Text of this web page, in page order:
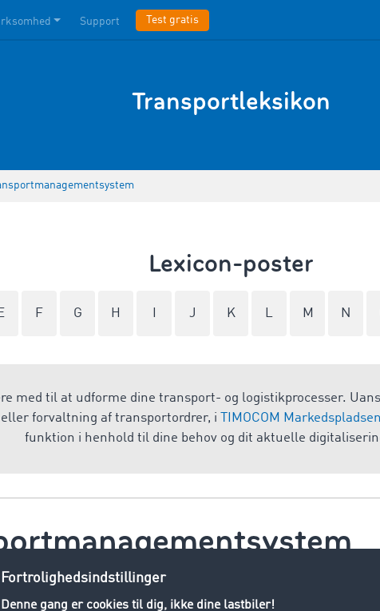
Support Test gratis
Transportleksikon
Lexicon-poster
E F G H J K L M N
med til at udforme dine transport- og logistikprocesser.
forvaltning af transportordrer, i
TIMOCOM Markedspladsen
funktion i henhold til dine behov og dit aktuelle
(TM system) er et værktøj til disponenter. Mit
kan en disponent bearbejde og forvalte de